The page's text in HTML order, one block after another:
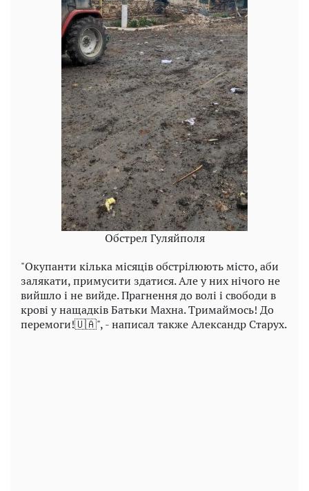
Обстрел Гуляйполя
"Окупанти кілька місяців обстрілюють місто, аби
залякати, примусити здатися. Але у них нічого не
вийшло і не вийде. Прагнення до волі і свободи в
крові у нащадків Батьки Махна. Тримаймось! До
перемоги!🇺🇦", - написал также Александр Старух.